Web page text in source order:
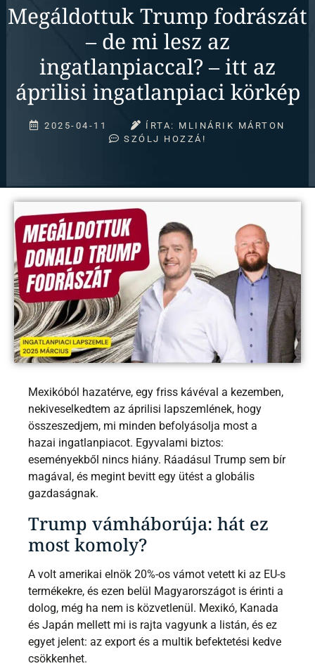
Megáldottuk Trump fodrászát
– de mi lesz az
ingatlanpiaccal? – itt az
áprilisi ingatlanpiaci körkép
2025-04-11 ÍRTA: MLINÁRIK MÁRTON
SZÓLJ HOZZÁ!
Mexikóból hazatérve, egy friss kávéval a kezemben,
nekiveselkedtem az áprilisi lapszemlének, hogy
összeszedjem, mi minden befolyásolja most a
hazai ingatlanpiacot. Egyvalami biztos:
eseményekből nincs hiány. Ráadásul Trump sem bír
magával, és megint bevitt egy ütést a globális
gazdaságnak.
Trump vámháborúja: hát ez
most komoly?
A volt amerikai elnök 20%-os vámot vetett ki az EU-s
termékekre, és ezen belül Magyarországot is érinti a
dolog, még ha nem is közvetlenül. Mexikó, Kanada
és Japán mellett mi is rajta vagyunk a listán, és ez
egyet jelent: az export és a multik befektetési kedve
csökkenhet.